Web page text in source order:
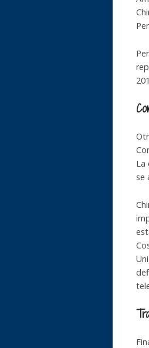
La
se